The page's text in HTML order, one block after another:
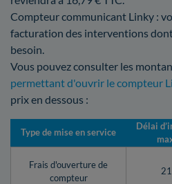
Compteur communicant Linky :
facturation des interventions
besoin.
Vous pouvez consulter les
permettant d'ouvrir le compteur
prix en dessous :
Type de mise en service
Délai
Frais d'ouverture de
compteur